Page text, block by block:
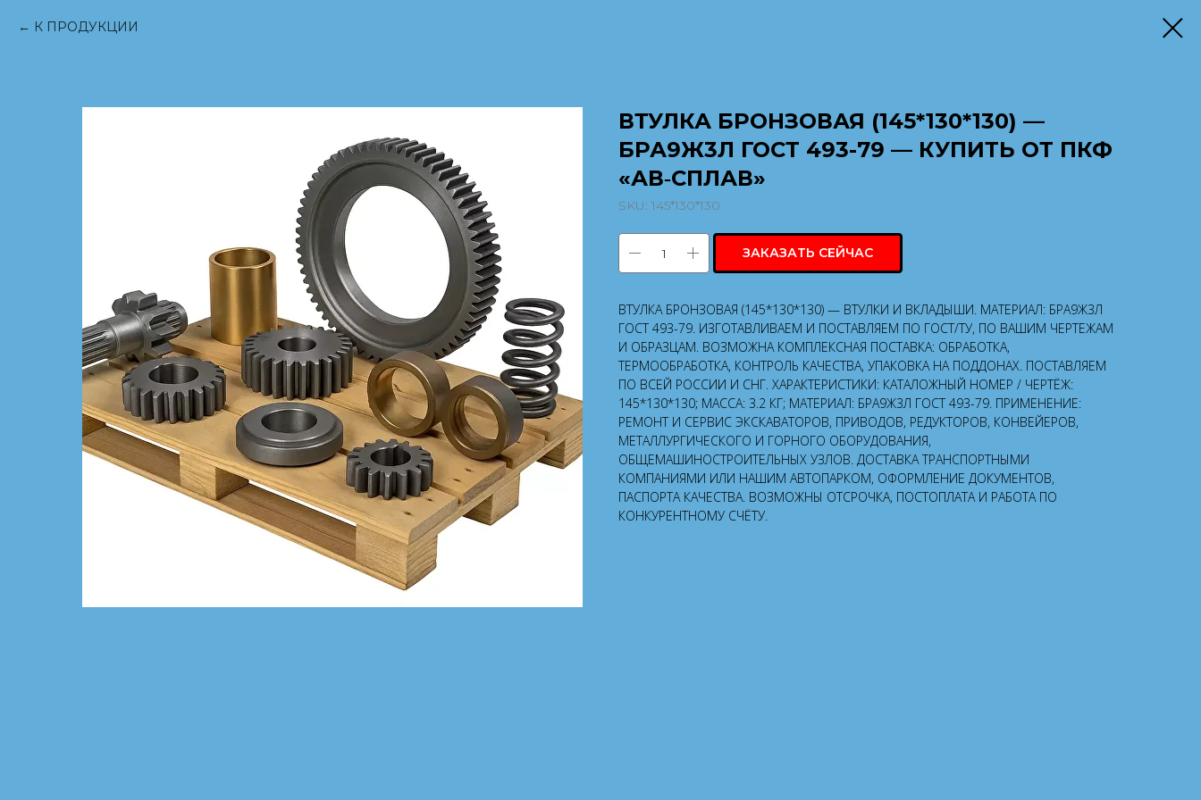
К ПРОДУКЦИИ
ВТУЛКА БРОНЗОВАЯ (145*130*130) —
БРА9Ж3Л ГОСТ 493-79 — КУПИТЬ ОТ ПКФ
«АВ‑СПЛАВ»
SKU: 145*130*130
ЗАКАЗАТЬ СЕЙЧАС
ВТУЛКА БРОНЗОВАЯ (145*130*130) — ВТУЛКИ И ВКЛАДЫШИ. МАТЕРИАЛ: БРА9Ж3Л
ГОСТ 493-79. ИЗГОТАВЛИВАЕМ И ПОСТАВЛЯЕМ ПО ГОСТ/ТУ, ПО ВАШИМ ЧЕРТЕЖАМ
И ОБРАЗЦАМ. ВОЗМОЖНА КОМПЛЕКСНАЯ ПОСТАВКА: ОБРАБОТКА,
ТЕРМООБРАБОТКА, КОНТРОЛЬ КАЧЕСТВА, УПАКОВКА НА ПОДДОНАХ. ПОСТАВЛЯЕМ
ПО ВСЕЙ РОССИИ И СНГ. ХАРАКТЕРИСТИКИ: КАТАЛОЖНЫЙ НОМЕР / ЧЕРТЁЖ:
145*130*130; МАССА: 3.2 КГ; МАТЕРИАЛ: БРА9Ж3Л ГОСТ 493-79. ПРИМЕНЕНИЕ:
РЕМОНТ И СЕРВИС ЭКСКАВАТОРОВ, ПРИВОДОВ, РЕДУКТОРОВ, КОНВЕЙЕРОВ,
МЕТАЛЛУРГИЧЕСКОГО И ГОРНОГО ОБОРУДОВАНИЯ,
ОБЩЕМАШИНОСТРОИТЕЛЬНЫХ УЗЛОВ. ДОСТАВКА ТРАНСПОРТНЫМИ
КОМПАНИЯМИ ИЛИ НАШИМ АВТОПАРКОМ, ОФОРМЛЕНИЕ ДОКУМЕНТОВ,
ПАСПОРТА КАЧЕСТВА. ВОЗМОЖНЫ ОТСРОЧКА, ПОСТОПЛАТА И РАБОТА ПО
КОНКУРЕНТНОМУ СЧЁТУ.